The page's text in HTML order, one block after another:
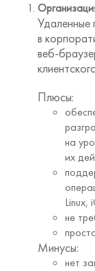
Удаленные
в
веб-
Плюсы:
на
их
Linux,
не
Минусы:
нет